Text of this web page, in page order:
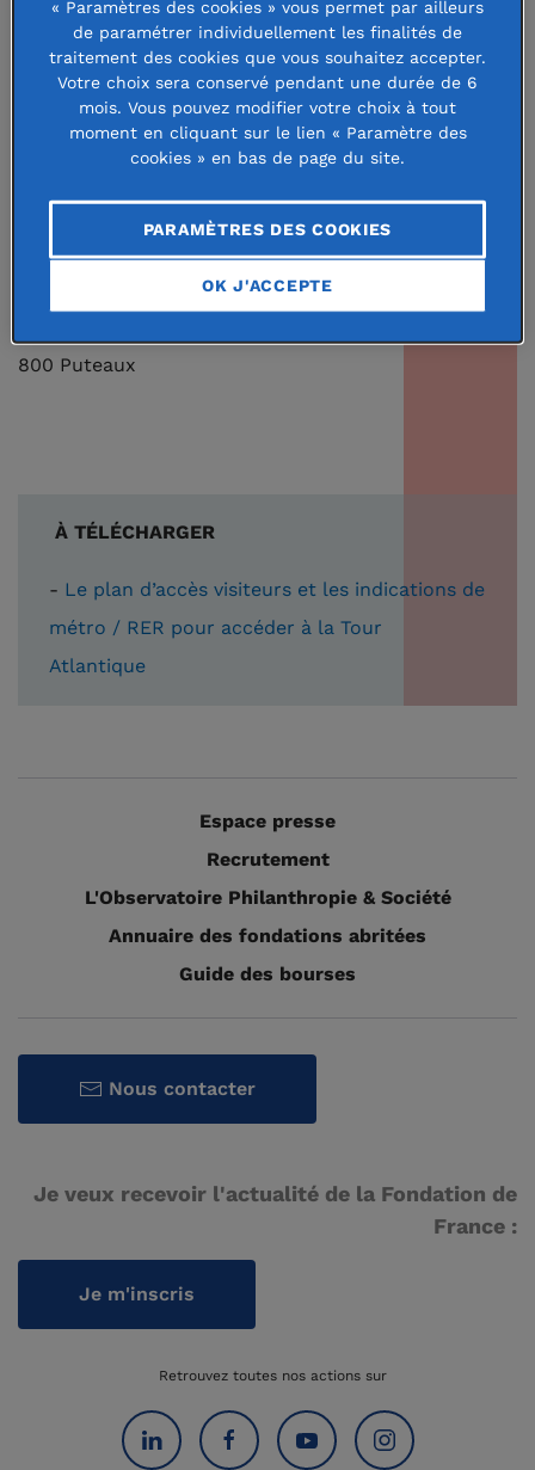
projets d'intérêt général.
Pendant la durée des travaux, les équipes sont
installées Tour Atlantique, à La Défense. Vous
trouverez ci-dessous toutes les informations de
contact ainsi que les indications pour vous y rendre.
Numéro de téléphone de l’accueil :01 44 21 31 00
800 Puteaux
À TÉLÉCHARGER
- Le plan d’accès visiteurs et les indications de
métro / RER pour accéder à la Tour
Atlantique
Espace presse
Recrutement
L'Observatoire Philanthropie & Société
Annuaire des fondations abritées
Guide des bourses
Nous contacter
Je veux recevoir l'actualité de la Fondation de
France :
Je m'inscris
Retrouvez toutes nos actions sur
« Paramètres des cookies » vous permet par ailleurs
de paramétrer individuellement les finalités de
traitement des cookies que vous souhaitez accepter.
Votre choix sera conservé pendant une durée de 6
mois. Vous pouvez modifier votre choix à tout
moment en cliquant sur le lien « Paramètre des
cookies » en bas de page du site.
PARAMÈTRES DES COOKIES
OK J'ACCEPTE